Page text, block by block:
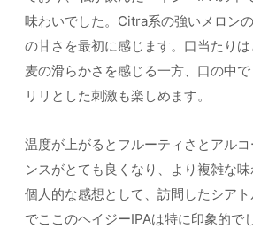
味わいでした。Citra系の強いメロン
の甘さを最初に感じます。口当たり
麦の滑らかさを感じる一方、口の中
リリとした刺激も楽しめます。
温度が上がるとフルーティさとアル
ンスがとても良くなり、より複雑な味
個人的な感想として、訪問したシア
でここのヘイジーIPAは特に印象的で